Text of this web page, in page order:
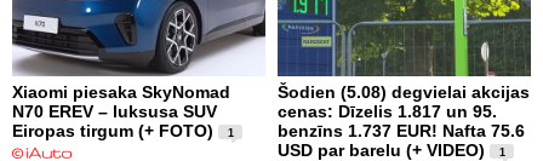
Xiaomi piesaka SkyNomad
N70 EREV – luksusa SUV
Eiropas tirgum (+ FOTO)
1
Šodien (5.08) degvielai akcijas
cenas: Dīzelis 1.817 un 95.
benzīns 1.737 EUR! Nafta 75.6
USD par barelu (+ VIDEO)
1